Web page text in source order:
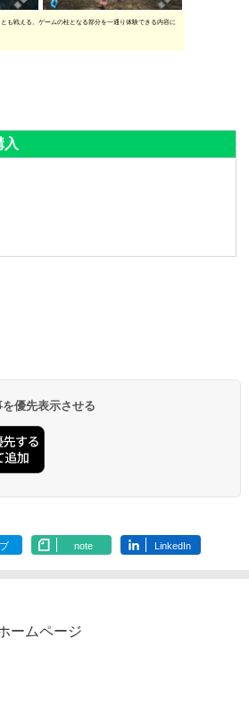
も戦える。ゲームの柱となる部分を一通り体験できる内容に
優先表示させる
note LinkedIn
ームページ